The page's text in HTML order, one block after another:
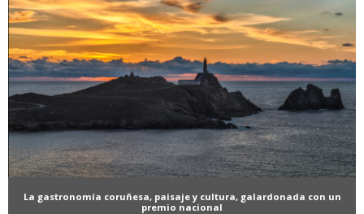
La gastronomía coruñesa, paisaje y cultura, galardonada con un
premio nacional